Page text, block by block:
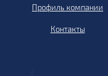
Профиль компании
Контакты